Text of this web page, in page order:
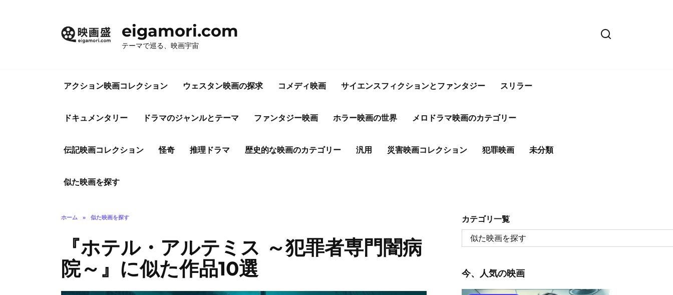
eigamori.com
テーマで巡る、映画宇宙
アクション映画コレクション ウェスタン映画の探求 コメディ映画 サイエンスフィクションとファンタジー スリラー
ドキュメンタリー ドラマのジャンルとテーマ ファンタジー映画 ホラー映画の世界 メロドラマ映画のカテゴリー
伝記映画コレクション 怪奇 推理ドラマ 歴史的な映画のカテゴリー 汎用 災害映画コレクション 犯罪映画 未分類
似た映画を探す
ホーム » 似た映画を探す
『ホテル・アルテミス ～犯罪者専門闇病
院～』に似た作品10選
カテゴリ一覧
今、人気の映画